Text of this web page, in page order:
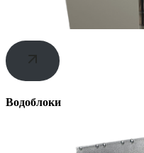
Водоблоки